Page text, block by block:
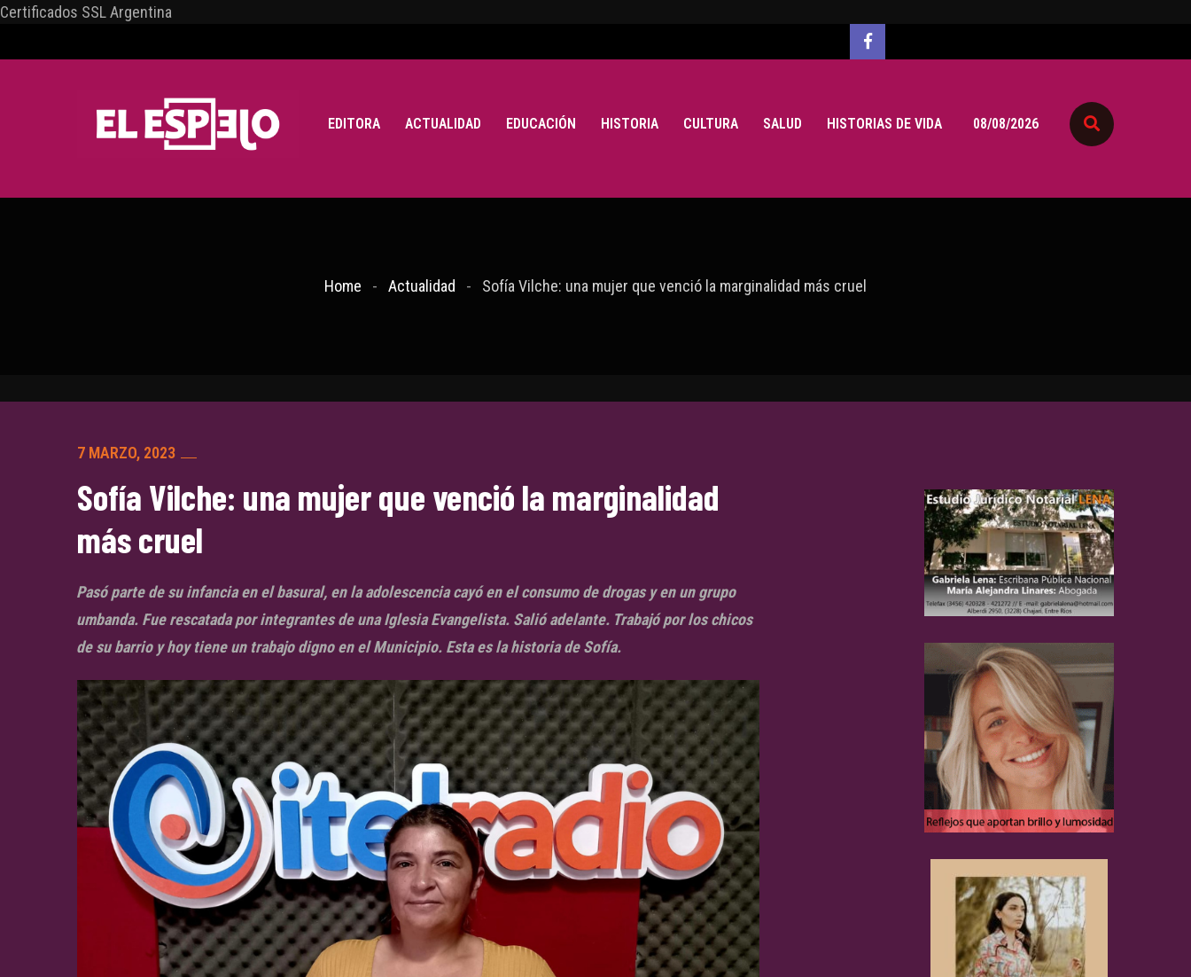
Certificados SSL Argentina
EDITORA ACTUALIDAD EDUCACIÓN HISTORIA CULTURA SALUD HISTORIAS DE VIDA 08/08/2026
Home Actualidad Sofía Vilche: una mujer que venció la marginalidad más cruel
7 MARZO, 2023
Sofía Vilche: una mujer que venció la marginalidad
más cruel
Pasó parte de su infancia en el basural, en la adolescencia cayó en el consumo de drogas y en un grupo
umbanda. Fue rescatada por integrantes de una Iglesia Evangelista. Salió adelante. Trabajó por los chicos
de su barrio y hoy tiene un trabajo digno en el Municipio. Esta es la historia de Sofía.